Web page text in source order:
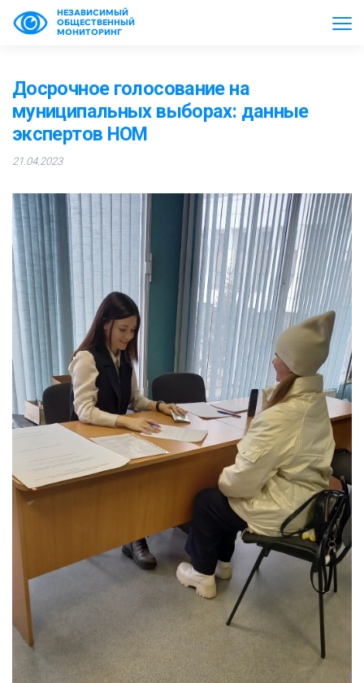
НЕЗАВИСИМЫЙ
ОБЩЕСТВЕННЫЙ
МОНИТОРИНГ
Досрочное голосование на
муниципальных выборах: данные
экспертов НОМ
21.04.2023